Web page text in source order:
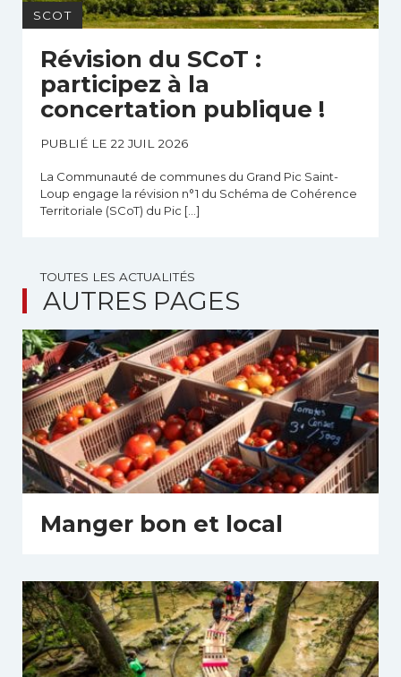
SCOT
Révision du SCoT :
participez à la
concertation publique !
PUBLIÉ LE 22 JUIL 2026
La Communauté de communes du Grand Pic Saint-
Loup engage la révision n°1 du Schéma de Cohérence
Territoriale (SCoT) du Pic […]
TOUTES LES ACTUALITÉS
AUTRES PAGES
Manger bon et local